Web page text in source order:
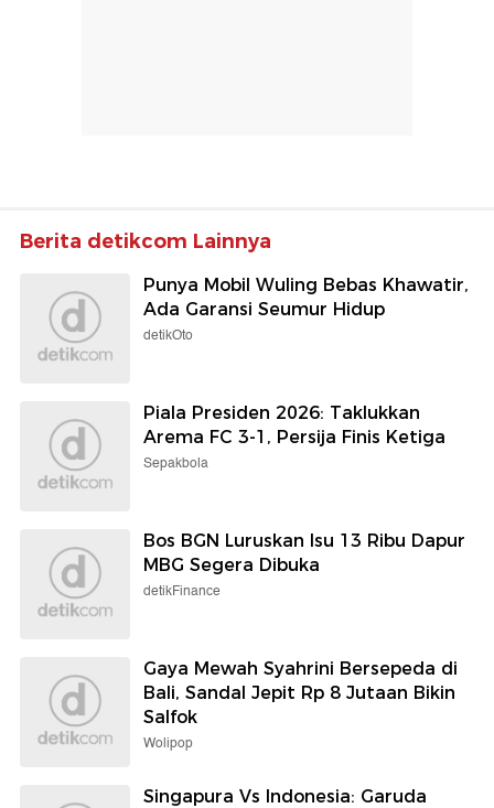
Berita detikcom Lainnya
Punya Mobil Wuling Bebas Khawatir,
Ada Garansi Seumur Hidup
detikOto
Piala Presiden 2026: Taklukkan
Arema FC 3-1, Persija Finis Ketiga
Sepakbola
Bos BGN Luruskan Isu 13 Ribu Dapur
MBG Segera Dibuka
detikFinance
Gaya Mewah Syahrini Bersepeda di
Bali, Sandal Jepit Rp 8 Jutaan Bikin
Salfok
Wolipop
Singapura Vs Indonesia: Garuda